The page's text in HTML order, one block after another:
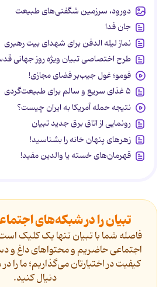
دورود، سرزمین شگفتی‌های طبیعت
جان فدا
نماز لیله الدفن برای شهدای بیت رهبری
طرح اختصاصی تبیان ویژه روز جهانی
فومو؛ غول جیب‌بر فضای مجازی!
۵ غذای سریع و سالم برای طبیعت‌گردی
نتیجه حمله آمریکا به ایران چیست؟
رونمایی از اتاق برق جدید تبیان
زهرهای پنهان خانه را بشناسید!
قهرمان‌های خسته یا والدین مفید!
تبیان را در شبکه‌های
فاصله شما با تبیان تنها یک کلیک
اجتماعی حاضریم و محتواهای داغ و
کیفیت در اختیارتان می‌گذاریم؛ ما را
دنیال کنید.